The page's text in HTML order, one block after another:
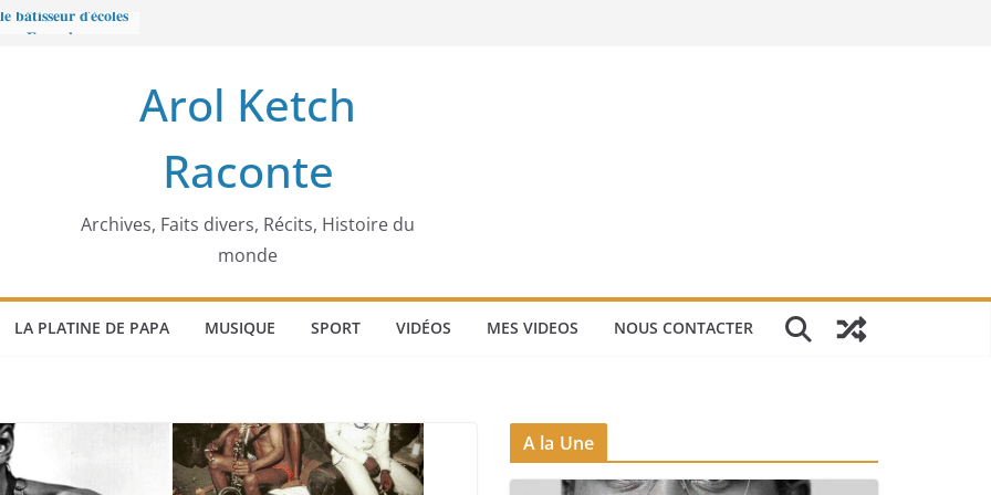
𝐝’𝐞́𝐜𝐨𝐥𝐞𝐬
𝐓𝐮𝐧𝐢𝐬𝐢𝐞 𝐚 𝐯𝐨𝐮𝐥𝐮
Arol Ketch
Raconte
Archives, Faits divers, Récits, Histoire du
monde
LA PLATINE DE PAPA MUSIQUE SPORT VIDÉOS MES VIDEOS NOUS CONTACTER
A la Une